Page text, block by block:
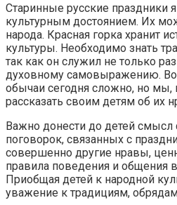
Старинные русские праздники
культурным достоянием. Их
народа. Красная горка хранит
культуры. Необходимо знать
так как он служил не только
духовному самовыражению.
обычаи сегодня сложно, но
рассказать своим детям об их
Важно донести до детей смысл
поговорок, связанных с
совершенно другие нравы,
правила поведения и общения
Приобщая детей к народной
уважение к традициям,